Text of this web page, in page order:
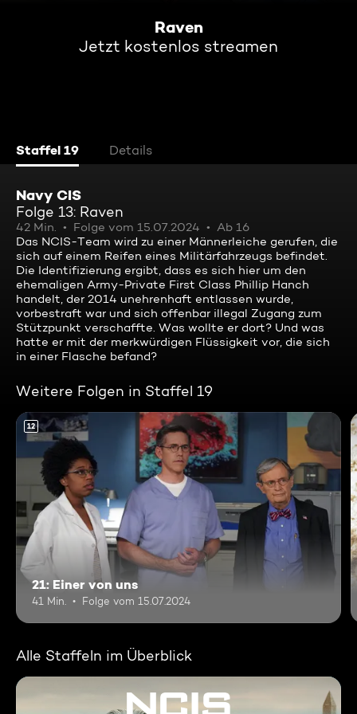
Raven
Jetzt kostenlos streamen
Staffel 19 Details
Navy CIS
Folge 13: Raven
42 Min. Folge vom 15.07.2024
Ab 16
Das NCIS-Team wird zu einer Männerleiche gerufen, die
sich auf einem Reifen eines Militärfahrzeugs befindet.
Die Identifizierung ergibt, dass es sich hier um den
ehemaligen Army-Private First Class Phillip Hanch
handelt, der 2014 unehrenhaft entlassen wurde,
vorbestraft war und sich offenbar illegal Zugang zum
Stützpunkt verschaffte. Was wollte er dort? Und was
hatte er mit der merkwürdigen Flüssigkeit vor, die sich
in einer Flasche befand?
Weitere Folgen in Staffel 19
12
21: Einer von uns
41 Min. Folge vom 15.07.2024
Alle Staffeln im Überblick